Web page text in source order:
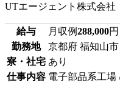
UTエージェント株式会社
給与 月収例288,000円
勤務地
京都府 福知山市
寮・社宅 あり
仕事内容 電子部品系工場